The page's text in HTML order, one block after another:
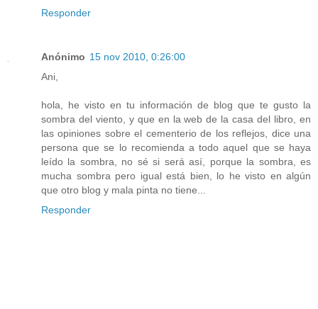
Responder
Anónimo 15 nov 2010, 0:26:00
Ani,
hola, he visto en tu información de blog que te gusto la
sombra del viento, y que en la web de la casa del libro, en
las opiniones sobre el cementerio de los reflejos, dice una
persona que se lo recomienda a todo aquel que se haya
leído la sombra, no sé si será así, porque la sombra, es
mucha sombra pero igual está bien, lo he visto en algún
que otro blog y mala pinta no tiene...
Responder